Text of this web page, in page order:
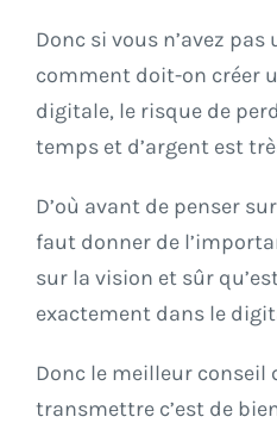
Donc si vous n’avez
comment doit-on créer
digitale, le risque de
temps et d’argent est
D’où avant de penser
faut donner de
sur la vision et sûr
exactement dans le
Donc le meilleur conseil
transmettre c’est de